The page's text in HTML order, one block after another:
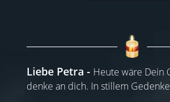
Liebe Petra
Heute wäre Dein
denke an dich. In stillem